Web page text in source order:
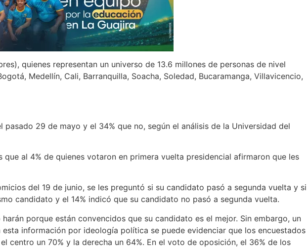
quienes representan un universo de 13.6 millones de personas de nivel
Medellín, Cali, Barranquilla, Soacha, Soledad, Bucaramanga, Villavicencio,
29 de mayo y el 34% que no, según el análisis de la Universidad del
al 4% de quienes votaron en primera vuelta presidencial afirmaron que les
del 19 de junio, se les preguntó si su candidato pasó a segunda vuelta y si
candidato y el 14% indicó que su candidato no pasó a segunda vuelta.
porque están convencidos que su candidato es el mejor. Sin embargo, un
información por ideología política se puede evidenciar que los encuestados
centro un 70% y la derecha un 64%. En el voto de oposición, el 36% de los